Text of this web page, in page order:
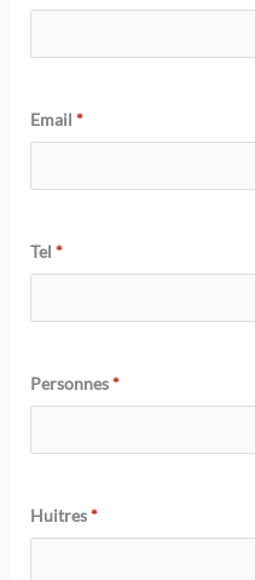
Email *
Tel *
Personnes*
Huitres*